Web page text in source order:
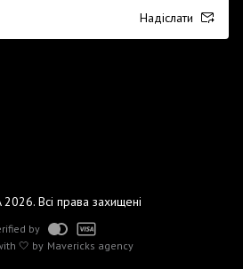
Надіслати
Всі права захищені
🤍 by Mavericks agency
by